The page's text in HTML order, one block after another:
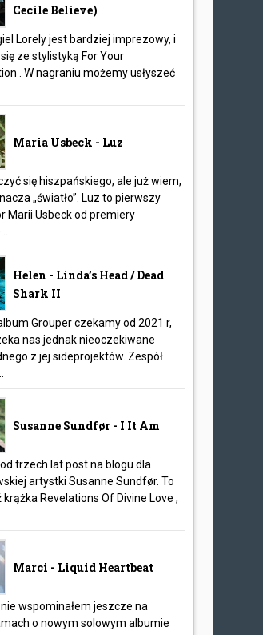
Cecile Believe)
Lorely jest bardziej imprezowy, i
ze stylistyką For Your
. W nagraniu możemy usłyszeć
Maria Usbeck - Luz
się hiszpańskiego, ale już wiem,
„światło”. Luz to pierwszy
Marii Usbeck od premiery
Helen - Linda’s Head / Dead
Shark II
Grouper czekamy od 2021 r,
nas jednak nieoczekiwane
z jej sideprojektów. Zespół
Susanne Sundfør - I It Am
trzech lat post na blogu dla
artystki Susanne Sundfør. To
Revelations Of Divine Love ,
Marci - Liquid Heartbeat
wspominałem jeszcze na
o nowym solowym albumie